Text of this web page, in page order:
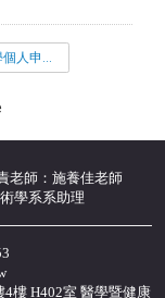
115學年度大學個人申請入學面試時間表_生技組0514更新.pdf
老師：施養佳老師
學系系助理
樓 H402室 醫學暨健康